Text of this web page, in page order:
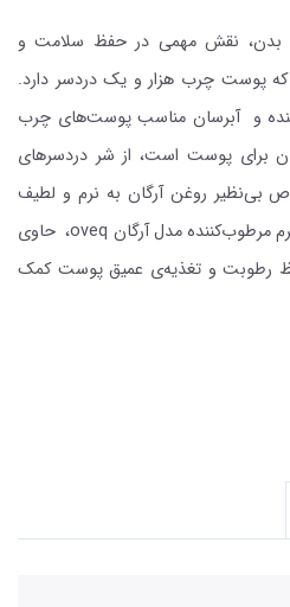
بدن، نقش مهمی در حفظ سلامت و
که پوست چرب هزار و یک دردسر دارد.
و آبرسان مناسب پوست‌های چرب
برای پوست است، از شر دردسرهای
روغن آرگان به نرم و لطیف
نگه داشتن پوست کمک می‌کند.کرم مرطوب‌کننده مدل آرگان oveq، حاوی
رطوبت و تغذیه‌ی عمیق پوست کمک